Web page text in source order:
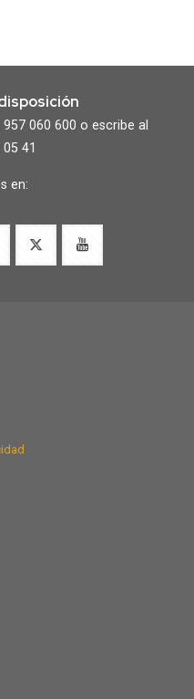
060 600 o escribe al
41
en: